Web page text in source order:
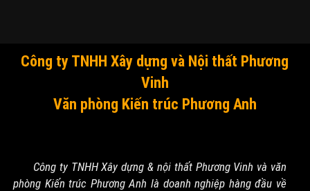
Công ty TNHH Xây dựng và Nội thất Phương
Vinh
Văn phòng Kiến trúc Phương Anh
Công ty TNHH Xây dựng & nội thất Phương Vinh và văn
phòng Kiến trúc Phương Anh là doanh nghiệp hàng đầu về